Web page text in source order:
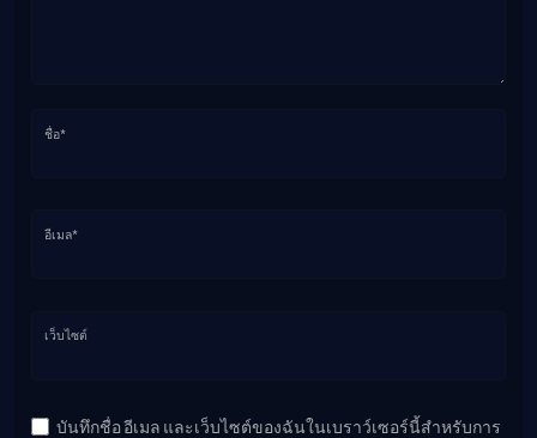
ชื่อ*
อีเมล*
เว็บไซต์
บันทึกชื่อ อีเมล และเว็บไซต์ของฉันในเบราว์เซอร์นี้สำหรับการ